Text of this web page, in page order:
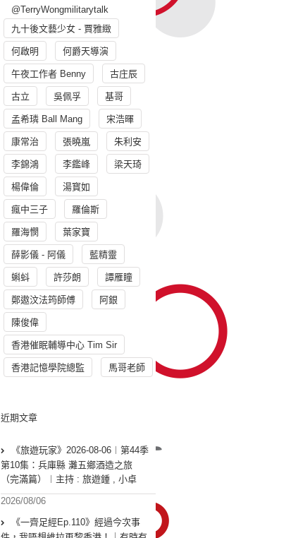
@TerryWongmilitarytalk
九十後文藝少女 - 賈雅緻
何啟明 何爵天導演
午夜工作者 Benny 古庄辰
古立 吳佩孚 基哥
孟希璘 Ball Mang 宋浩暉
康常治 張曉嵐 朱利安
李錦鴻 李鑑峰 梁天琦
楊偉倫 湯寳如
瘋中三子 羅倫斯
羅海憫 葉家寶
薛影儀 - 阿儀 藍精靈
蝌蚪 許莎朗 譚雁瞳
鄭遨汶法筠師傅 阿銀
陳俊偉
香港催眠輔導中心 Tim Sir
香港記憶學院總監 馬哥老師
近期文章
《旅遊玩家》2026-08-06︱第44季
第10集：兵庫縣 灘五鄉酒造之旅
（完滿篇）︱主持 : 旅遊鍾 , 小卓
2026/08/06
《一齊足經Ep.110》經過今次事